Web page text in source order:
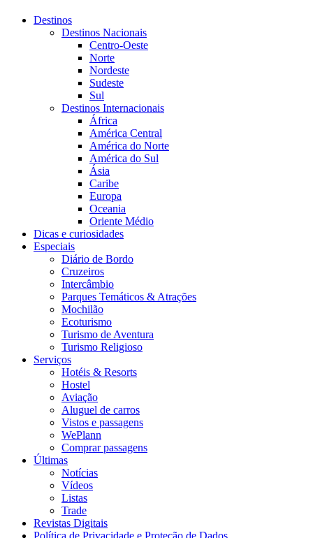
Destinos
Destinos Nacionais
Centro-Oeste
Norte
Nordeste
Sudeste
Sul
Destinos Internacionais
África
América Central
América do Norte
América do Sul
Ásia
Caribe
Europa
Oceania
Oriente Médio
Dicas e curiosidades
Especiais
Diário de Bordo
Cruzeiros
Intercâmbio
Parques Temáticos & Atrações
Mochilão
Ecoturismo
Turismo de Aventura
Turismo Religioso
Serviços
Hotéis & Resorts
Hostel
Aviação
Aluguel de carros
Vistos e passagens
WePlann
Comprar passagens
Últimas
Notícias
Vídeos
Listas
Trade
Revistas Digitais